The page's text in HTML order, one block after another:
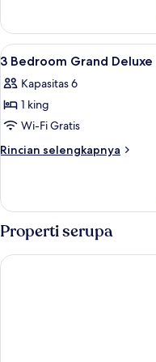
Villa
3
Bedroom
Deluxe
Villa
Lihat
semua
foto
untuk
3
Bedroom
Pool
12
3 Bedroom Grand Deluxe
Kapasitas 6
1 king
Wi-Fi Gratis
Rincian selengkapnya
Rincian
3
Bedroom
Grand
Deluxe
Pool
Properti serupa
Thames Tara Private Pool